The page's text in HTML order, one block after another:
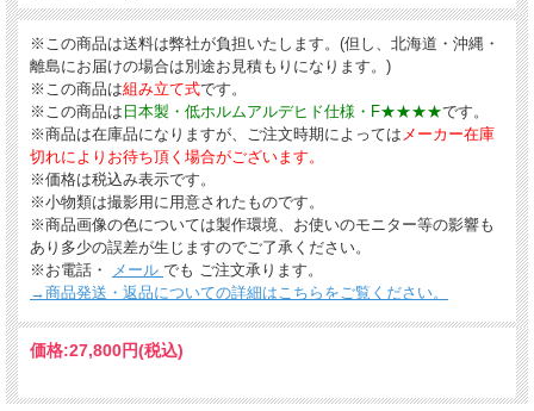
※この商品は送料は弊社が負担いたします。(但し、北海道・沖縄・
離島にお届けの場合は別途お見積もりになります。)
※この商品は組み立て式です。
※この商品は 日本製・低ホルムアルデヒド仕様・F★★★★です。
※商品は在庫品になりますが、ご注文時期によっては メーカー在庫
切れによりお待ち頂く場合がございます。
※価格は税込み表示です。
※小物類は撮影用に用意されたものです。
※商品画像の色については製作環境、お使いのモニター等の影響も
あり多少の誤差が生じますのでご了承ください。
※お電話・
メール でも ご注文承ります。
→商品発送・返品についての詳細はこちらをご覧ください。
価格:27,800円(税込)